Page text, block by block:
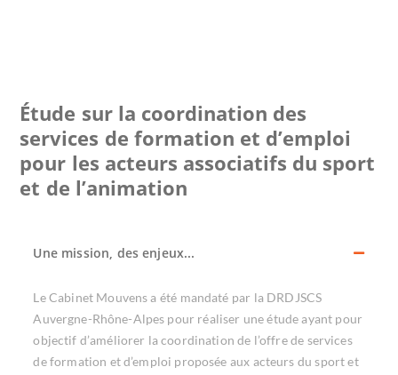
Étude sur la coordination des
services de formation et d’emploi
pour les acteurs associatifs du sport
et de l’animation
Une mission, des enjeux...
Le Cabinet Mouvens a été mandaté par la DRDJSCS
Auvergne-Rhône-Alpes pour réaliser une étude ayant pour
objectif d’améliorer la coordination de l’offre de services
de formation et d’emploi proposée aux acteurs du sport et